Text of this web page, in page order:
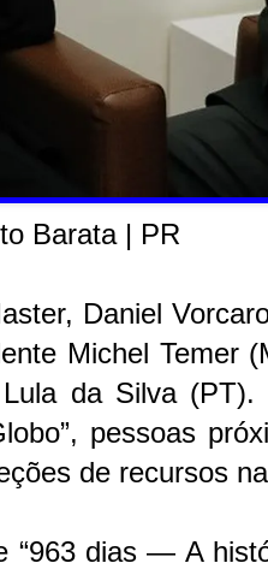
Barata | PR
Daniel
Michel Temer
da Silva (PT).
pessoas
de recursos
“963 dias — A